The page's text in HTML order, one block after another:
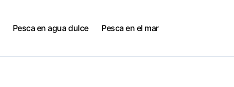
Pesca en agua dulce Pesca en el mar